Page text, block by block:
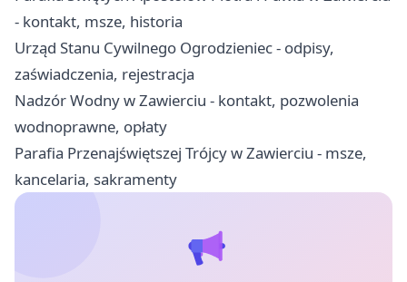
- kontakt, msze, historia
Urząd Stanu Cywilnego Ogrodzieniec - odpisy,
zaświadczenia, rejestracja
Nadzór Wodny w Zawierciu - kontakt, pozwolenia
wodnoprawne, opłaty
Parafia Przenajświętszej Trójcy w Zawierciu - msze,
kancelaria, sakramenty